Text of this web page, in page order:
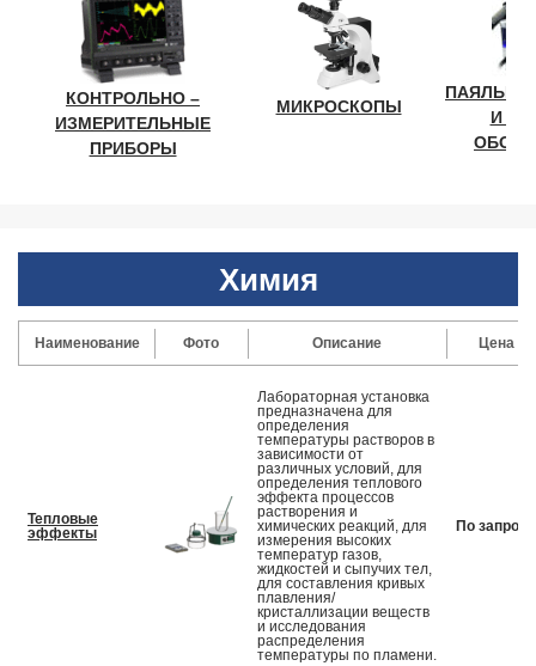
КОНТРОЛЬНО –
ИЗМЕРИТЕЛЬНЫЕ
ПРИБОРЫ
МИКРОСКОПЫ
И
Химия
Наименование Фото Описание Цена
Тепловые
эффекты
Лабораторная установка
предназначена для
определения
температуры растворов в
зависимости от
различных условий, для
определения теплового
эффекта процессов
растворения и
химических реакций, для
измерения высоких
температур газов,
жидкостей и сыпучих тел,
для составления кривых
плавления/
кристаллизации веществ
и исследования
распределения
температуры по пламени.
По запросу